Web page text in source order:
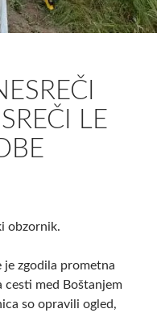
LE
obzornik.
je zgodila prometna
cesti med Boštanjem
so opravili ogled,